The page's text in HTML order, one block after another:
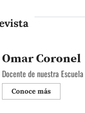
Omar Coronel
Docente de nuestra
Conoce más